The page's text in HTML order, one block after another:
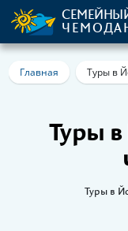
Главная Туры в
Туры
Туры в